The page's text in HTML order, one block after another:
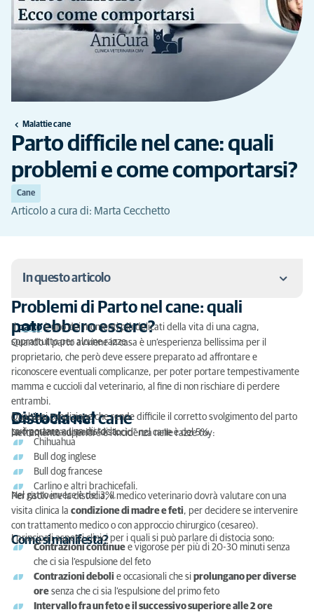
Malattie cane
Parto difficile nel cane: quali
problemi e come comportarsi?
Cane
Articolo a cura di: Marta Cecchetto
In questo articolo
Problemi di Parto nel cane: quali potrebbero essere?
Distocia nel cane
Problemi di Parto nel cane: quali
potrebbero essere?
Ilpartoè uno dei momenti più delicati della vita di una cagna,
soprattutto per alcune razze.
Quando il parto avviene in casa è un’esperienza bellissima per il
proprietario, che però deve essere preparato ad affrontare e
riconoscere eventuali complicanze, per poter portare tempestivamente
mamma e cuccioli dal veterinario, al fine di non rischiare di perdere
entrambi.
Distocia nel cane
Cos’è la Distocia?
Qualsiasi condizione che rende difficile il corretto svolgimento del parto
può portare a una distocia.
La frequenza di parti “distocici” nel cane è del 5%.
Nettamente superiore è l’incidenza nelle razze toy:
Chihuahua
Bull dog inglese
Bull dog francese
Carlino e altri brachicefali.
Nel gatto invece è del 3%.
Per risolvere la distocia, il medico veterinario dovrà valutare con una
visita clinica la condizione di madre e feti, per decidere se intervenire
con trattamento medico o con approccio chirurgico (cesareo).
Come si manifesta?
I principali aspetti clinici per i quali si può parlare di distocia sono:
Contrazioni continue e vigorose per più di 20-30 minuti senza
che ci sia l’espulsione del feto
Contrazioni deboli e occasionali che si prolungano per diverse
ore senza che ci sia l’espulsione del primo feto
Intervallo fra un feto e il successivo superiore alle 2 ore